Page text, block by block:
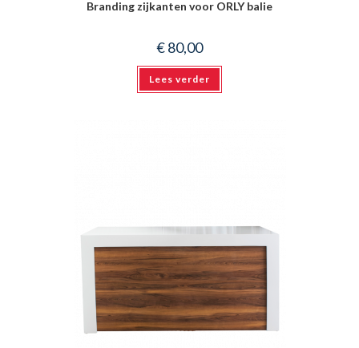
Branding zijkanten voor ORLY balie
€80,00
Lees verder